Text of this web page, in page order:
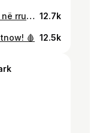
E bukura @krusita__ sukse në rrugëtimin tënd të @bigbrotheralb_vip 🤍✨ Glam @henrigjata_mua Hair @florii_hairstyle Styling @desidoce 12.7k
🩸 12.5k